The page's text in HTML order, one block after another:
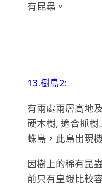
有昆蟲。
13.樹島2:
有兩處兩層高地
硬木樹, 適合抓
蛛島，此島出現
因樹上的稀有昆
前只有皇蛾比較